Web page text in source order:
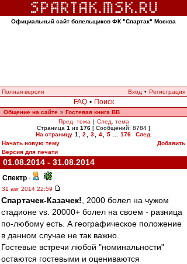
Официальный сайт болельщиков ФК "Спартак" Москва
Полная версия Вход • Регистрация
FAQ • Поиск
Общение на сайте » Гостевая книга ВВ
Пред. тема | След. тема
Страница 1 из 176 [ Сообщений: 8784 ]
На страницу 1 2 3 4 5 176
След.
Начать новую тему
Добавить
Версия для печати
01.08.2014 - 31.08.2014
Спектр -
31 авг 2014 22:59
Спартачек-Казачек! , 2000 болел на чужом
стадионе vs. 20000+ болел на своем - разница
по-любому есть. А географическое положение
в данном случае не так важно.
Гостевые встречи любой "номинальности"
остаются гостевыми и оцениваются